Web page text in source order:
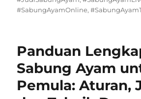
#SabungAyamOnline,
Panduan
Sabung Ayam
Pemula: Aturan,